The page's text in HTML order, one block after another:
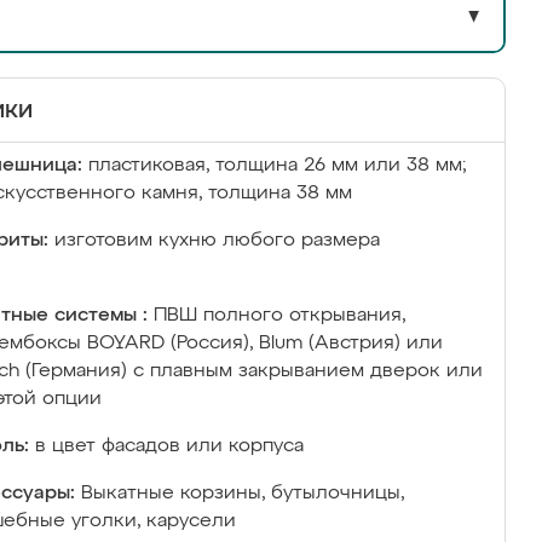
▼
пластиковая, толщина 26 мм или 38 мм;
камня, толщина 38 мм
изготовим кухню любого размера
системы :
ПВШ полного открывания,
BOYARD (Россия), Blum (Австрия) или
(Германия) с плавным закрыванием дверок или
опции
в цвет фасадов или корпуса
Выкатные корзины, бутылочницы,
уголки, карусели